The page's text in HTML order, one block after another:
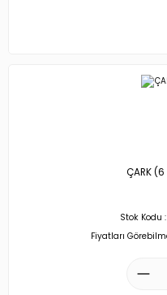
ÇARK
Stok Kodu
Fiyatları